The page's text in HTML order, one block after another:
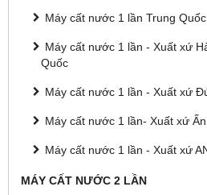
Máy cất nước 1 lần Trung Quốc
Máy cất nước 1 lần - Xuất xứ
Quốc
Máy cất nước 1 lần - Xuất xứ
Máy cất nước 1 lần- Xuất xứ
Máy cất nước 1 lần - Xuất xứ
MÁY CẤT NƯỚC 2 LẦN